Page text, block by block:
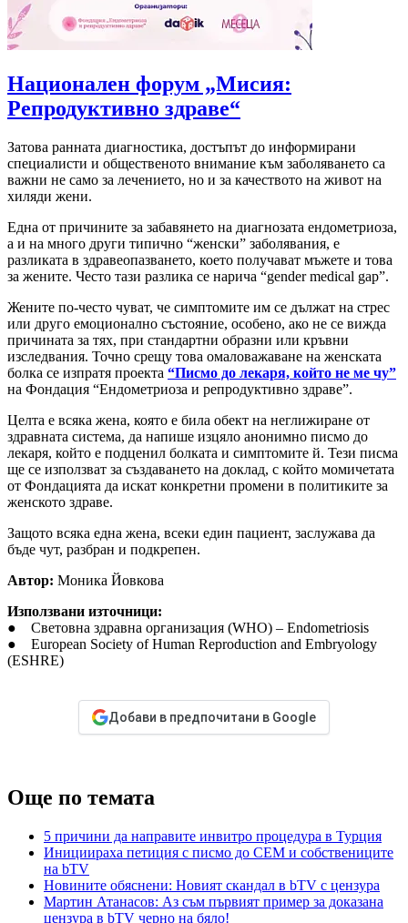
Национален форум „Мисия:
Репродуктивно здраве“
Затова ранната диагностика, достъпът до информирани
специалисти и общественото внимание към заболяването са
важни не само за лечението, но и за качеството на живот на
хиляди жени.
Една от причините за забавянето на диагнозата ендометриоза,
а и на много други типично “женски” заболявания, е
разликата в здравеопазването, което получават мъжете и това
за жените. Често тази разлика се нарича “gender medical gap”.
Жените по-често чуват, че симптомите им се дължат на стрес
или друго емоционално състояние, особено, ако не се вижда
причината за тях, при стандартни образни или кръвни
изследвания. Точно срещу това омаловажаване на женската
болка се изпратя проекта “Писмо до лекаря, който не ме чу”
на Фондация “Ендометриоза и репродуктивно здраве”.
Целта е всяка жена, която е била обект на неглижиране от
здравната система, да напише изцяло анонимно писмо до
лекаря, който е подценил болката и симптомите й. Тези писма
ще се използват за създаването на доклад, с който момичетата
от Фондацията да искат конкретни промени в политиките за
женското здраве.
Защото всяка една жена, всеки един пациент, заслужава да
бъде чут, разбран и подкрепен.
Автор: Моника Йовкова
Използвани източници:
● Световна здравна организация (WHO) – Endometriosis⁠
● European Society of Human Reproduction and Embryology
(ESHRE)⁠
Добави в предпочитани в Google
Още по темата
5 причини да направите инвитро процедура в Турция
Инициираха петиция с писмо до СЕМ и собствениците
на bTV
Новините обяснени: Новият скандал в bTV с цензура
Мартин Атанасов: Аз съм първият пример за доказана
цензура в bTV черно на бяло!